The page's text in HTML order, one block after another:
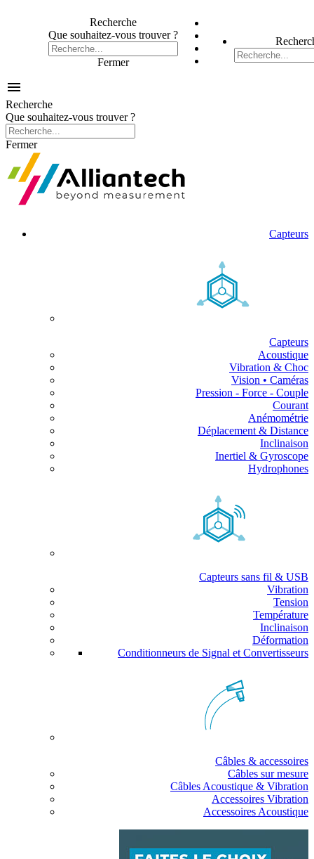
Recherche
Que souhaitez-vous trouver ?
Fermer

Recherche
Que souhaitez-vous trouver ?
Fermer
Capteurs
Capteurs
Acoustique
Vibration & Choc
Vision • Caméras
Pression - Force - Couple
Courant
Anémométrie
Déplacement & Distance
Inclinaison
Inertiel & Gyroscope
Hydrophones
Capteurs sans fil & USB
Vibration
Tension
Température
Inclinaison
Déformation
Conditionneurs de Signal et Convertisseurs
Câbles & accessoires
Câbles sur mesure
Câbles Acoustique & Vibration
Accessoires Vibration
Accessoires Acoustique